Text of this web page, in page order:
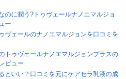
のに潤う?トゥヴェールナノエマルジョ
ー
ヴェールのナノエマルジョンを口コミを
トゥヴェールナノエマルジョンプラスの
ビュー
といい？口コミを元にケアセラ乳液の成